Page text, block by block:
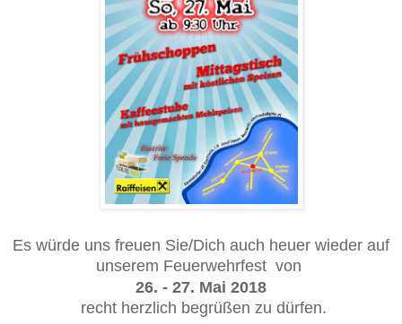
Es würde uns freuen Sie/Dich auch heuer wieder auf
unserem Feuerwehrfest von
26. - 27. Mai 2018
recht herzlich begrüßen zu dürfen.